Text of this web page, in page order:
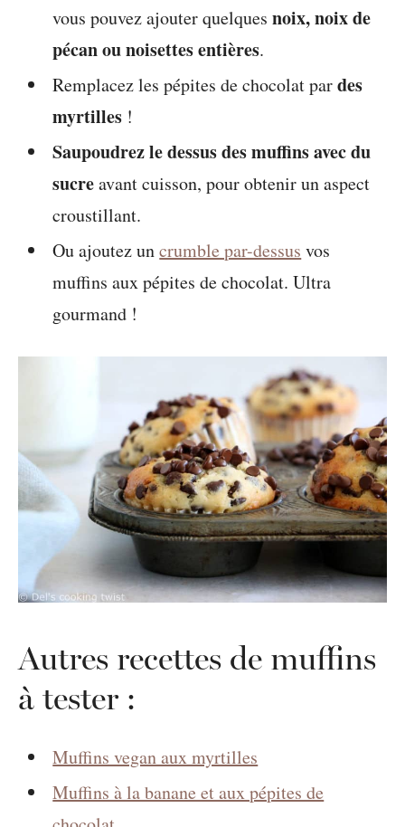
vous pouvez ajouter quelquesnoix, noix de
pécan ou noisettes entières.
Remplacez les pépites de chocolat pardes
myrtilles !
Saupoudrez le dessus des muffins avec du
sucreavant cuisson, pour obtenir un aspect
croustillant.
Ou ajoutez uncrumble par-dessus vos
muffins aux pépites de chocolat. Ultra
gourmand !
Autres recettes de muffins
à tester :
Muffins vegan aux myrtilles
Muffins à la banane et aux pépites de